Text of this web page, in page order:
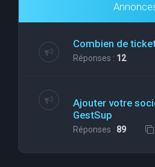
Combien de
Réponses : 12
Ajouter votre
GestSup
Réponses : 89